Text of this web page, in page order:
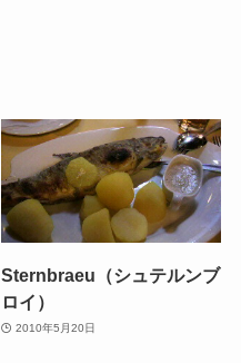
Sternbraeu（シュテルンブ
ロイ）
2010年5月20日